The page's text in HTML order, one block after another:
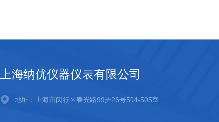
上海纳优仪器仪表有限公司
地址：上海市闵行区春光路99弄26号504-505室